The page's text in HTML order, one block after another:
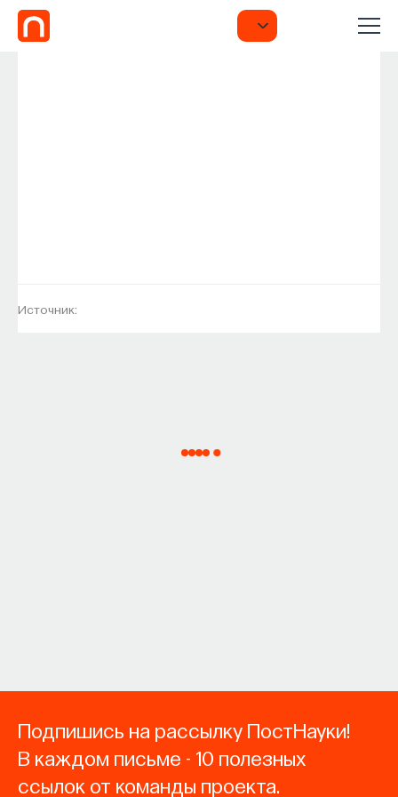
Источник:
Подпишись на рассылку ПостНауки!
В каждом письме - 10 полезных
ссылок от команды проекта.